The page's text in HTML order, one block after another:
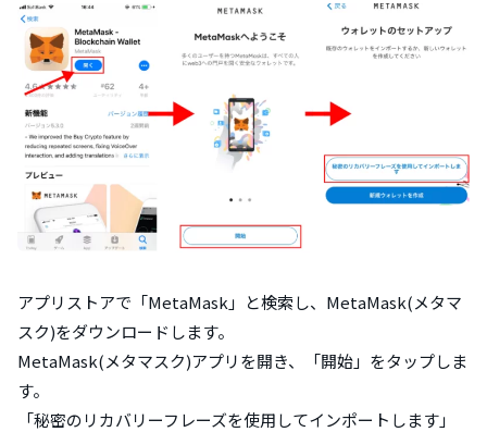
アプリストアで「MetaMask」と検索し、MetaMask(メタマ
スク)をダウンロードします。
MetaMask(メタマスク)アプリを開き、「開始」をタップしま
す。
「秘密のリカバリーフレーズを使用してインポートします」